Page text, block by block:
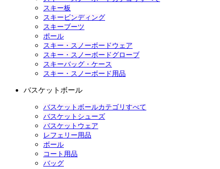
スキー板
スキービンディング
スキーブーツ
ポール
スキー・スノーボードウェア
スキー・スノーボードグローブ
スキーバッグ・ケース
スキー・スノーボード用品
バスケットボール
バスケットボールカテゴリすべて
バスケットシューズ
バスケットウェア
レフェリー用品
ボール
コート用品
バッグ